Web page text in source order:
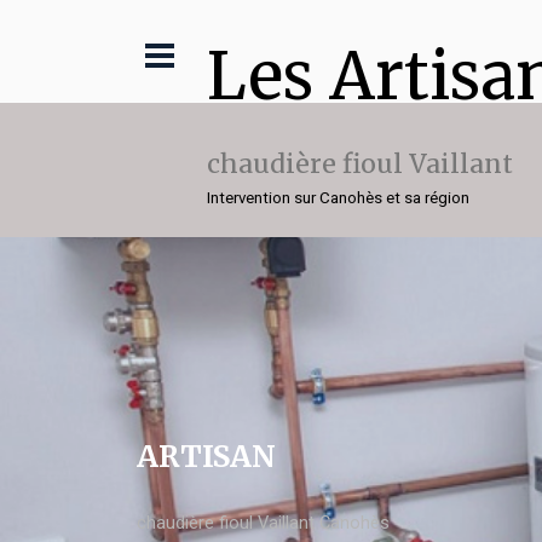
Les
chaudière fioul Vaillant
Intervention sur Canohès et sa région
ARTISAN
chaudière fioul Vaillant Canohès